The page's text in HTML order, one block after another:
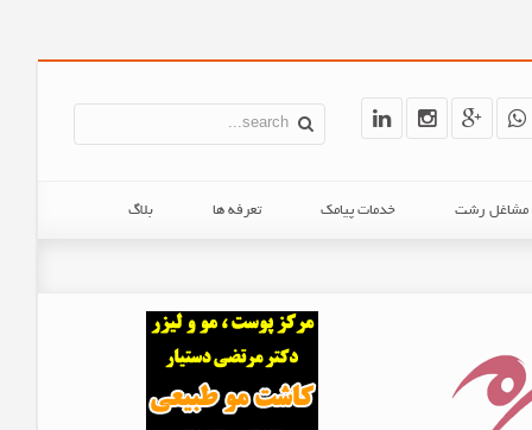
مشاغل رشت خدمات پیامک تعرفه ها بلاگ